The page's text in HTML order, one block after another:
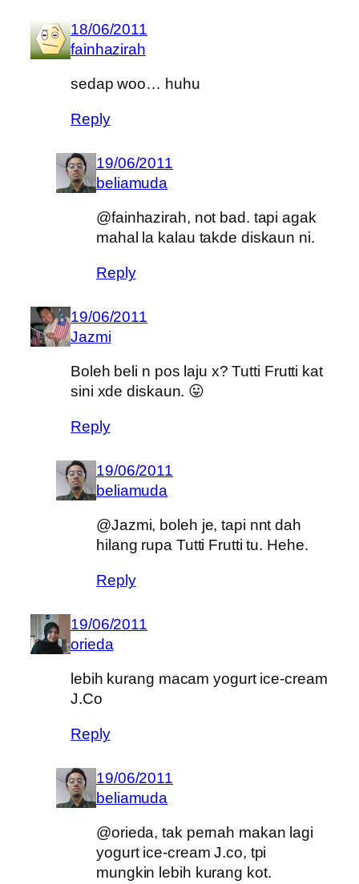
18/06/2011
fainhazirah
sedap woo… huhu
Reply
19/06/2011
beliamuda
@fainhazirah, not bad. tapi agak
mahal la kalau takde diskaun ni.
Reply
19/06/2011
Jazmi
Boleh beli n pos laju x? Tutti Frutti kat
sini xde diskaun. 😛
Reply
19/06/2011
beliamuda
@Jazmi, boleh je, tapi nnt dah
hilang rupa Tutti Frutti tu. Hehe.
Reply
19/06/2011
orieda
lebih kurang macam yogurt ice-cream
J.Co
Reply
19/06/2011
beliamuda
@orieda, tak pernah makan lagi
yogurt ice-cream J.co, tpi
mungkin lebih kurang kot.